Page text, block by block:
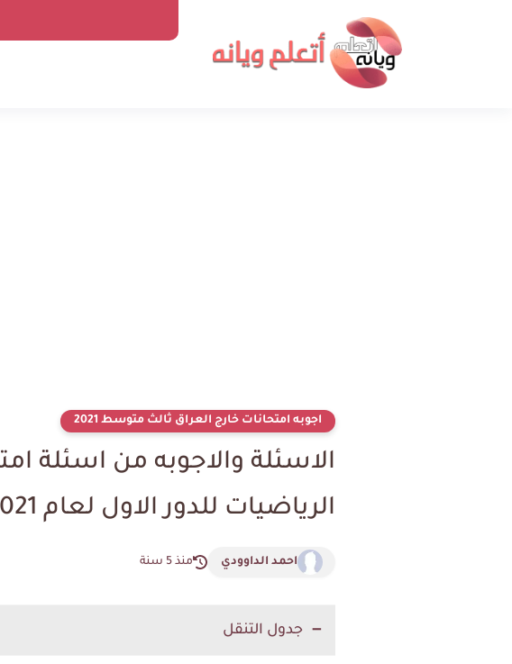
اجوبه امتحانات خارج العراق ثالث متوسط 2021
الاسئلة والاجوبه من اسئلة
الرياضيات للدور الاول لعام 2021 (لخارج القطر)
احمد الداوودي منذ 5 سنة
جدول التنقل